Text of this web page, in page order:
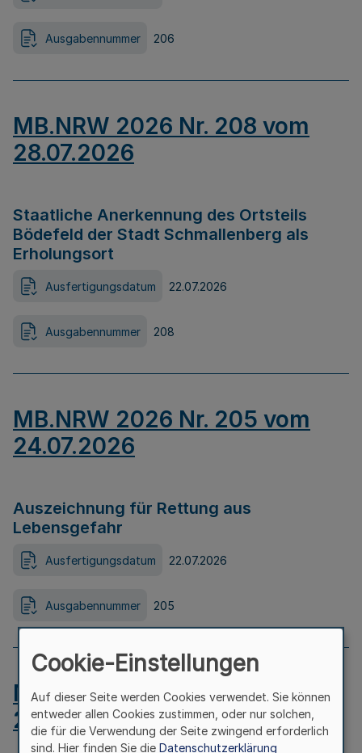
Ausgabennummer 206
MB.NRW 2026 Nr. 208 vom
28.07.2026
Staatliche Anerkennung des Ortsteils
Bödefeld der Stadt Schmallenberg als
Erholungsort
Ausfertigungsdatum 22.07.2026
Ausgabennummer 208
MB.NRW 2026 Nr. 205 vom
24.07.2026
Auszeichnung für Rettung aus
Lebensgefahr
Ausfertigungsdatum 22.07.2026
Ausgabennummer 205
MB.NRW 2026 Nr. 204 vom
24.07.2026
Cookie-Einstellungen
Auf dieser Seite werden Cookies verwendet. Sie können
entweder allen Cookies zustimmen, oder nur solchen,
die für die Verwendung der Seite zwingend erforderlich
sind. Hier finden Sie die Datenschutzerklärung